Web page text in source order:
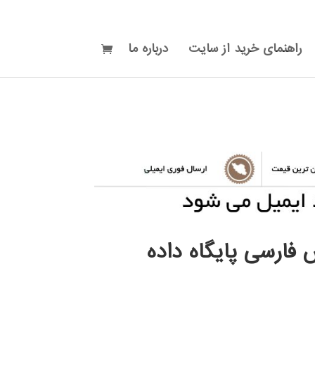
راهنمای خرید از سایت درباره ما
فارسی پایگاه داده